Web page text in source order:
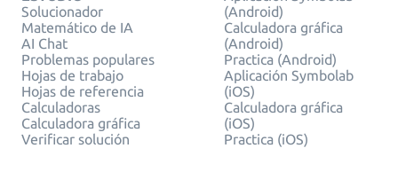
Solucionador
Matemático de IA
AI Chat
Problemas populares
Hojas de trabajo
Hojas de referencia
Calculadoras
Calculadora gráfica
Verificar solución
(Android)
Calculadora gráfica
(Android)
Practica (Android)
Aplicación Symbolab
(iOS)
Calculadora gráfica
(iOS)
Practica (iOS)